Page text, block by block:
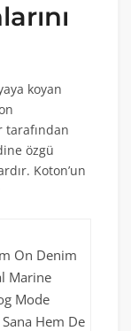
koyan
tarafından
özgü
Koton’un
On Denim
Marine
Mode
Hem De